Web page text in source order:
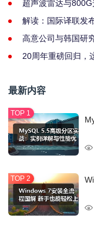
超声波雷达与
解读：国际译联发
高意公司与韩国研
20周年重磅回归，
最新内容